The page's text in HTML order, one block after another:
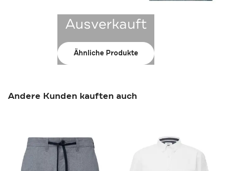
Ausverkauft
Ähnliche Produkte
Andere Kunden kauften auch